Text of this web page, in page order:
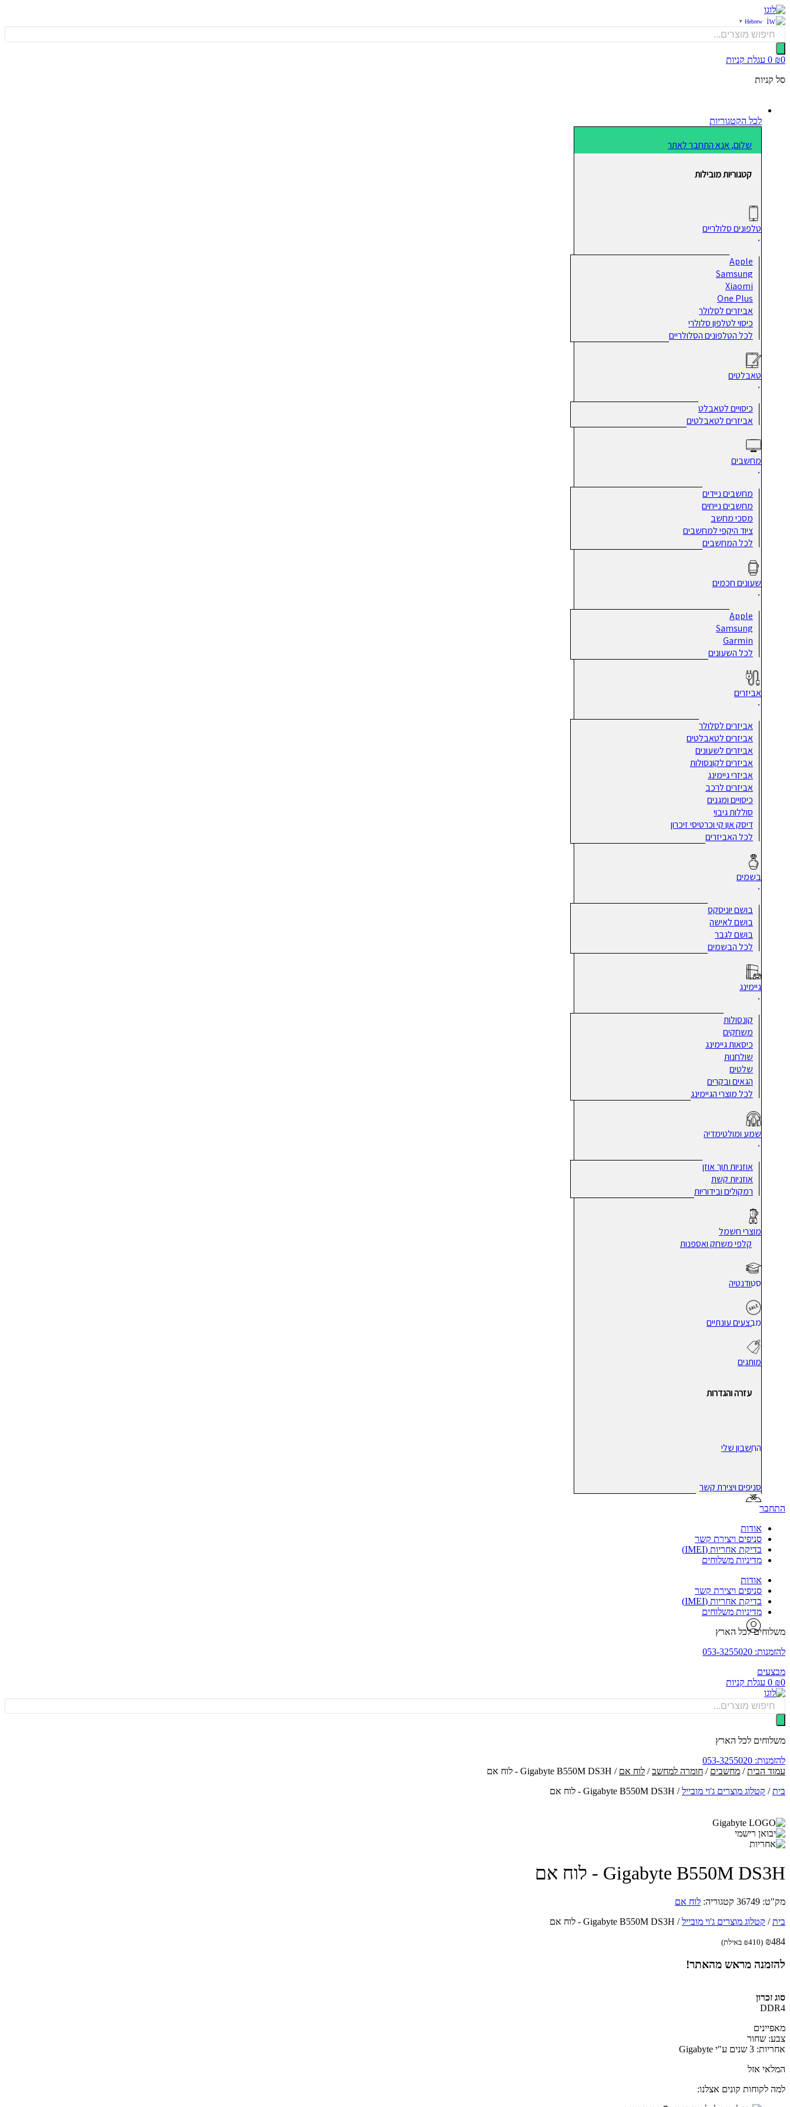
דלג
לתוכן
Hebrew
▼
Products
search
₪0
0 עגלת קניות
סל קניות
לכל הקטגוריות
שלום, אנא התחבר לאתר
קטגוריות מובילות
טלפונים סלולריים
Apple
Samsung
Xiaomi
One Plus
אביזרים לסלולר
כיסוי לטלפון סלולרי
לכל הטלפונים הסלולריים
טאבלטים
כיסויים לטאבלט
אביזרים לטאבלטים
מחשבים
מחשבים ניידים
מחשבים נייחים
מסכי מחשב
ציוד היקפי למחשבים
לכל המחשבים
שעונים חכמים
Apple
Samsung
Garmin
לכל השעונים
אביזרים
אביזרים לסלולר
אביזרים לטאבלטים
אביזרים לשעונים
אביזרים לקונסולות
אביזרי גיימינג
אביזרים לרכב
כיסויים ומגנים
סוללות גיבוי
דיסק און קי וכרטיסי זיכרון
לכל האביזרים
בשמים
בושם יוניסקס
בושם לאישה
בושם לגבר
לכל הבשמים
גיימינג
קונסולות
משחקים
כיסאות גיימינג
שולחנות
שלטים
הגאים ובקרים
לכל מוצרי הגיימינג
שמע ומולטימדיה
אוזניות תוך אוזן
אוזניות קשת
רמקולים ובידוריות
מוצרי חשמל
קלפי משחק ואספנות
סטודנטיה
מבצעים עונתיים
מותגים
עזרה והגדרות
החשבון שלי
סניפים ויצירת קשר
התחבר
אודות
סניפים ויצירת קשר
בדיקת אחריות (IMEI)
מדיניות משלוחים
אודות
סניפים ויצירת קשר
בדיקת אחריות (IMEI)
מדיניות משלוחים
משלוחים לכל הארץ
להזמנות: 053-3255020
מבצעים
₪0
0 עגלת קניות
Products
search
משלוחים לכל הארץ
להזמנות: 053-3255020
עמוד הבית/ מחשבים / חומרה למחשב/ לוח אם / Gigabyte B550M DS3H - לוח אם
בית/ קטלוג מוצרים ג'וי מובייל/ Gigabyte B550M DS3H - לוח אם
Gigabyte B550M DS3H - לוח אם
מק"ט: 36749 קטגוריה: לוח אם
בית/ קטלוג מוצרים ג'וי מובייל/ Gigabyte B550M DS3H - לוח אם
₪484
(
₪410 באילת)
להזמנה מראש מהאתר!
סוג זכרון
DDR4
מאפיינים
צבע: שחור
אחריות: 3 שנים ע"י Gigabyte
המלאי אזל
למה לקוחות קונים אצלנו: